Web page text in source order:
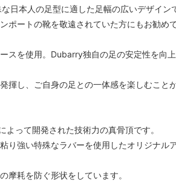
日本人の足型に適した足幅の広いデザイン
ートの靴を敬遠されていた方にもお勧めで
スを使用。Dubarry独自の足の安定性を向
揮し、ご自身の足との一体感を楽しむこと
って開発された技術力の真骨頂です。
り強い特殊なラバーを使用したオリジナル
摩耗を防ぐ形状をしています。